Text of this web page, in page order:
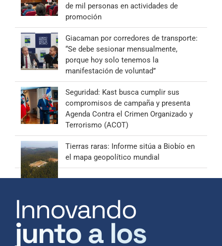
de mil personas en actividades de
promoción
Giacaman por corredores de transporte:
“Se debe sesionar mensualmente,
porque hoy solo tenemos la
manifestación de voluntad”
Seguridad: Kast busca cumplir sus
compromisos de campaña y presenta
Agenda Contra el Crimen Organizado y
Terrorismo (ACOT)
Tierras raras: Informe sitúa a Biobío en
el mapa geopolítico mundial
Innovando
junto a los